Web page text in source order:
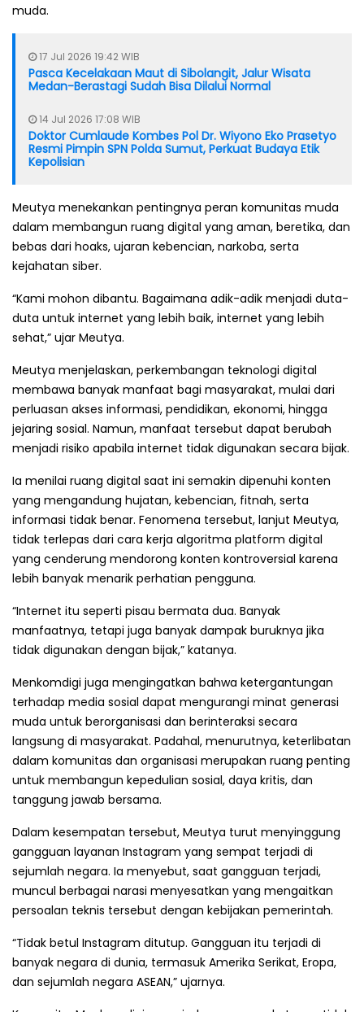
muda.
17 Jul 2026 19:42 WIB
Pasca Kecelakaan Maut di Sibolangit, Jalur Wisata
Medan-Berastagi Sudah Bisa Dilalui Normal
14 Jul 2026 17:08 WIB
Doktor Cumlaude Kombes Pol Dr. Wiyono Eko Prasetyo
Resmi Pimpin SPN Polda Sumut, Perkuat Budaya Etik
Kepolisian
Meutya menekankan pentingnya peran komunitas muda
dalam membangun ruang digital yang aman, beretika, dan
bebas dari hoaks, ujaran kebencian, narkoba, serta
kejahatan siber.
“Kami mohon dibantu. Bagaimana adik-adik menjadi duta-
duta untuk internet yang lebih baik, internet yang lebih
sehat,” ujar Meutya.
Meutya menjelaskan, perkembangan teknologi digital
membawa banyak manfaat bagi masyarakat, mulai dari
perluasan akses informasi, pendidikan, ekonomi, hingga
jejaring sosial. Namun, manfaat tersebut dapat berubah
menjadi risiko apabila internet tidak digunakan secara bijak.
Ia menilai ruang digital saat ini semakin dipenuhi konten
yang mengandung hujatan, kebencian, fitnah, serta
informasi tidak benar. Fenomena tersebut, lanjut Meutya,
tidak terlepas dari cara kerja algoritma platform digital
yang cenderung mendorong konten kontroversial karena
lebih banyak menarik perhatian pengguna.
“Internet itu seperti pisau bermata dua. Banyak
manfaatnya, tetapi juga banyak dampak buruknya jika
tidak digunakan dengan bijak,” katanya.
Menkomdigi juga mengingatkan bahwa ketergantungan
terhadap media sosial dapat mengurangi minat generasi
muda untuk berorganisasi dan berinteraksi secara
langsung di masyarakat. Padahal, menurutnya, keterlibatan
dalam komunitas dan organisasi merupakan ruang penting
untuk membangun kepedulian sosial, daya kritis, dan
tanggung jawab bersama.
Dalam kesempatan tersebut, Meutya turut menyinggung
gangguan layanan Instagram yang sempat terjadi di
sejumlah negara. Ia menyebut, saat gangguan terjadi,
muncul berbagai narasi menyesatkan yang mengaitkan
persoalan teknis tersebut dengan kebijakan pemerintah.
“Tidak betul Instagram ditutup. Gangguan itu terjadi di
banyak negara di dunia, termasuk Amerika Serikat, Eropa,
dan sejumlah negara ASEAN,” ujarnya.